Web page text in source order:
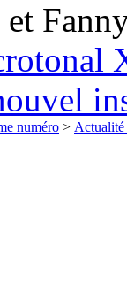
et
numéro > Actualité